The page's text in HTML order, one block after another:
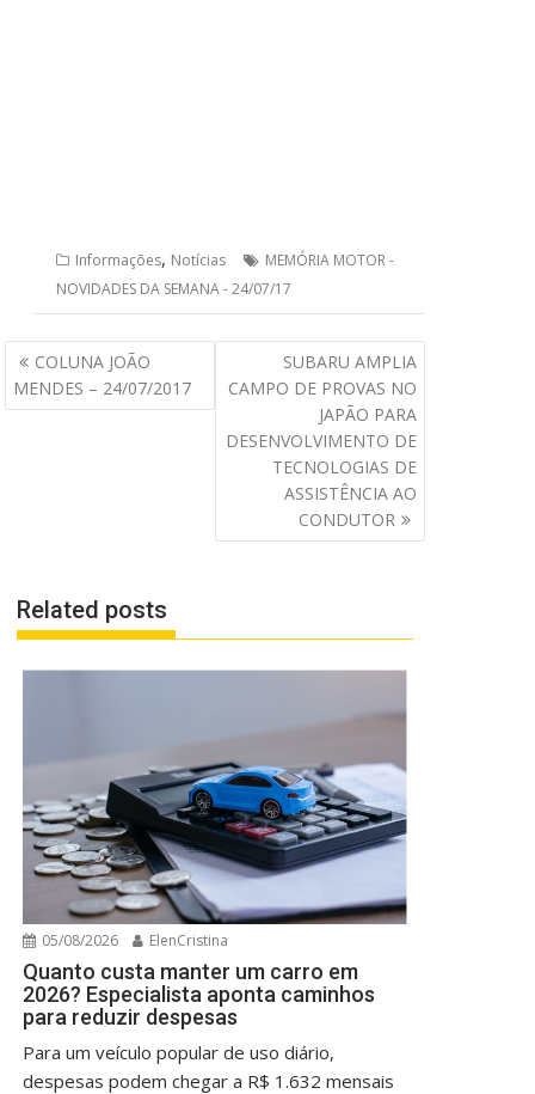
Informações, Notícias
MEMÓRIA MOTOR -
NOVIDADES DA SEMANA - 24/07/17
Navegação
de
Post
COLUNA JOÃO
MENDES – 24/07/2017
SUBARU AMPLIA
CAMPO DE PROVAS NO
JAPÃO PARA
DESENVOLVIMENTO DE
TECNOLOGIAS DE
ASSISTÊNCIA AO
CONDUTOR
Related posts
05/08/2026 ElenCristina
Quanto custa manter um carro em
2026? Especialista aponta caminhos
para reduzir despesas
Para um veículo popular de uso diário,
despesas podem chegar a R$ 1.632 mensais